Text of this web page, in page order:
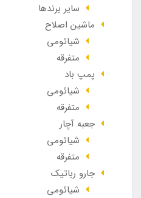
سایر برندها
ماشین اصلاح
شیائومی
متفرقه
پمپ باد
شیائومی
متفرقه
جعبه آچار
شیائومی
متفرقه
جارو رباتیک
شیائومی